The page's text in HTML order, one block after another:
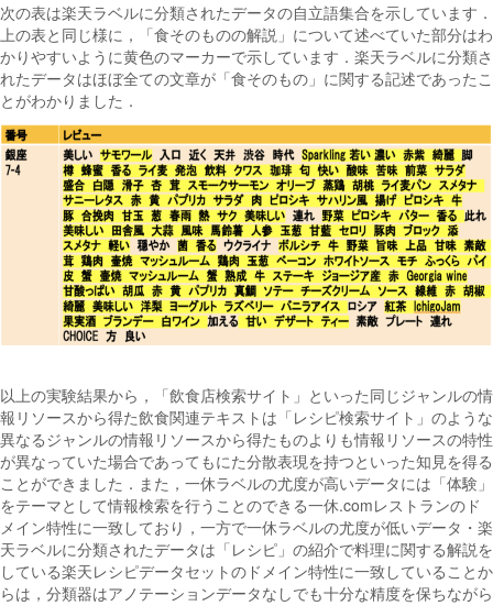
次の表は楽天ラベルに分類されたデータの自立語集合を示しています．
上の表と同じ様に，「食そのものの解説」について述べていた部分はわ
かりやすいように黄色のマーカーで示しています．楽天ラベルに分類さ
れたデータはほぼ全ての文章が「食そのもの」に関する記述であったこ
とがわかりました．
以上の実験結果から，「飲食店検索サイト」といった同じジャンルの情
報リソースから得た飲食関連テキストは「レシピ検索サイト」のような
異なるジャンルの情報リソースから得たものよりも情報リソースの特性
が異なっていた場合であってもにた分散表現を持つといった知見を得る
ことができました．また，一休ラベルの尤度が高いデータには「体験」
をテーマとして情報検索を行うことのできる一休.comレストランのド
メイン特性に一致しており，一方で一休ラベルの尤度が低いデータ・楽
天ラベルに分類されたデータは「レシピ」の紹介で料理に関する解説を
している楽天レシピデータセットのドメイン特性に一致していることか
らは，分類器はアノテーションデータなしでも十分な精度を保ちながら